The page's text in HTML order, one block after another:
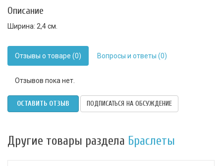
Описание
Ширина: 2,4 см.
Отзывы о товаре (0) Вопросы и ответы (0)
Отзывов пока нет.
ОСТАВИТЬ ОТЗЫВ ПОДПИСАТЬСЯ НА ОБСУЖДЕНИЕ
Другие товары раздела Браслеты